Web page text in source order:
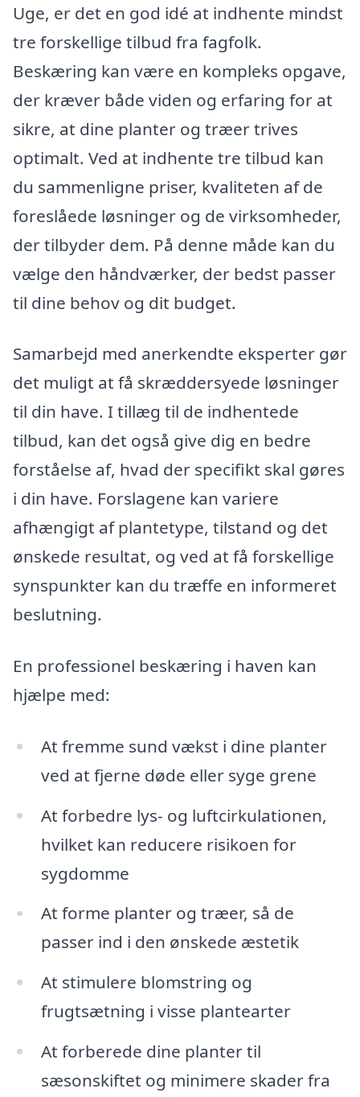
Uge, er det en god idé at indhente mindst
tre forskellige tilbud fra fagfolk.
Beskæring kan være en kompleks opgave,
der kræver både viden og erfaring for at
sikre, at dine planter og træer trives
optimalt. Ved at indhente tre tilbud kan
du sammenligne priser, kvaliteten af de
foreslåede løsninger og de virksomheder,
der tilbyder dem. På denne måde kan du
vælge den håndværker, der bedst passer
til dine behov og dit budget.
Samarbejd med anerkendte eksperter gør
det muligt at få skræddersyede løsninger
til din have. I tillæg til de indhentede
tilbud, kan det også give dig en bedre
forståelse af, hvad der specifikt skal gøres
i din have. Forslagene kan variere
afhængigt af plantetype, tilstand og det
ønskede resultat, og ved at få forskellige
synspunkter kan du træffe en informeret
beslutning.
En professionel beskæring i haven kan
hjælpe med:
At fremme sund vækst i dine planter
ved at fjerne døde eller syge grene
At forbedre lys- og luftcirkulationen,
hvilket kan reducere risikoen for
sygdomme
At forme planter og træer, så de
passer ind i den ønskede æstetik
At stimulere blomstring og
frugtsætning i visse plantearter
At forberede dine planter til
sæsonskiftet og minimere skader fra